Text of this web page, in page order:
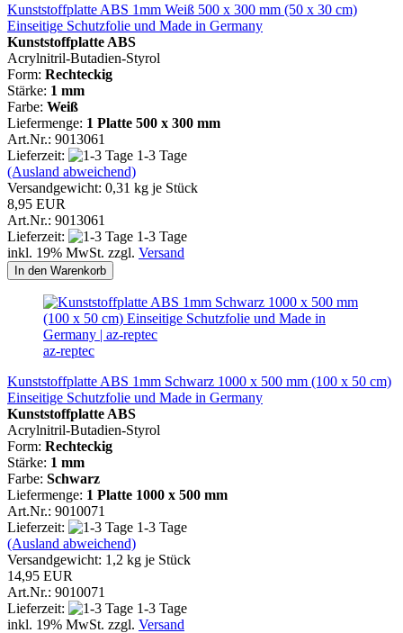
Kunststoffplatte ABS 1mm Weiß 500 x 300 mm (50 x 30 cm)
Einseitige Schutzfolie und Made in Germany
Kunststoffplatte ABS
Acrylnitril-Butadien-Styrol
Form: Rechteckig
Stärke: 1 mm
Farbe: Weiß
Liefermenge: 1 Platte 500 x 300 mm
Art.Nr.: 9013061
Lieferzeit:
1-3 Tage
(Ausland abweichend)
Versandgewicht: 0,31 kg je Stück
8,95 EUR
Art.Nr.: 9013061
Lieferzeit:
1-3 Tage
inkl. 19% MwSt. zzgl. Versand
In den Warenkorb
az-reptec
Kunststoffplatte ABS 1mm Schwarz 1000 x 500 mm (100 x 50 cm)
Einseitige Schutzfolie und Made in Germany
Kunststoffplatte ABS
Acrylnitril-Butadien-Styrol
Form: Rechteckig
Stärke: 1 mm
Farbe: Schwarz
Liefermenge: 1 Platte 1000 x 500 mm
Art.Nr.: 9010071
Lieferzeit:
1-3 Tage
(Ausland abweichend)
Versandgewicht: 1,2 kg je Stück
14,95 EUR
Art.Nr.: 9010071
Lieferzeit:
1-3 Tage
inkl. 19% MwSt. zzgl. Versand